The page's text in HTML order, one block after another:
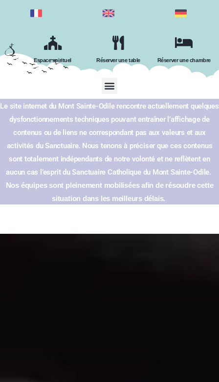
Espace spirituel Réserver une table Réserver une chambre
Le site internet du Mont Sainte-Odile rencontre actuellement quelques
dysfonctionnements techniques pouvant entraîner l’affichage de
contenus ou de liens ne correspondant pas aux valeurs et aux
activités du Sanctuaire. Nous tenons à préciser que ces contenus
sont totalement indépendants de notre volonté et ne reflètent en
aucun cas l’esprit du Sanctuaire Catholique du Mont Sainte-Odile.
Nos équipes sont pleinement mobilisées afin de résoudre cette
situation dans les meilleurs délais.